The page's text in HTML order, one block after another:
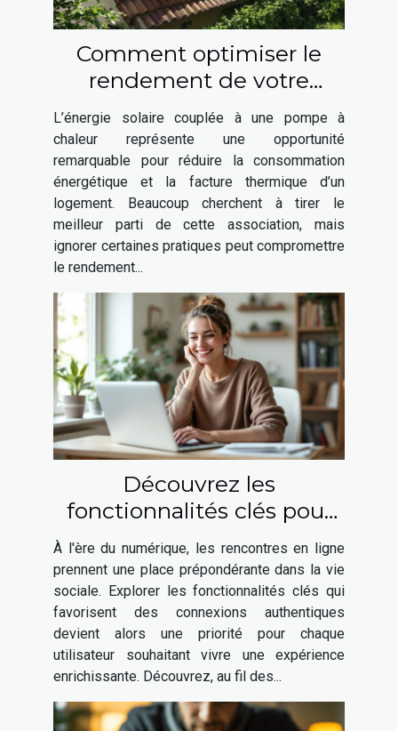
Comment optimiser le
rendement de votre
installation solaire et
pompe à chaleur ?
L’énergie solaire couplée à une pompe à
chaleur représente une opportunité
remarquable pour réduire la consommation
énergétique et la facture thermique d’un
logement. Beaucoup cherchent à tirer le
meilleur parti de cette association, mais
ignorer certaines pratiques peut compromettre
le rendement...
Découvrez les
fonctionnalités clés pour
des rencontres en ligne
réussies
À l'ère du numérique, les rencontres en ligne
prennent une place prépondérante dans la vie
sociale. Explorer les fonctionnalités clés qui
favorisent des connexions authentiques
devient alors une priorité pour chaque
utilisateur souhaitant vivre une expérience
enrichissante. Découvrez, au fil des...